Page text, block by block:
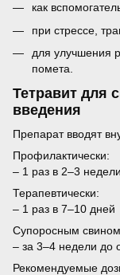
как
при стрессе,
для улучшения
помета.
Тетравит для
введения
Препарат вводят
Профилактически:
– 1 раз в 2–3 недели
Терапевтически:
– 1 раз в 7–10 дней
Супоросным
– за 3–4 недели до
Рекомендуемые